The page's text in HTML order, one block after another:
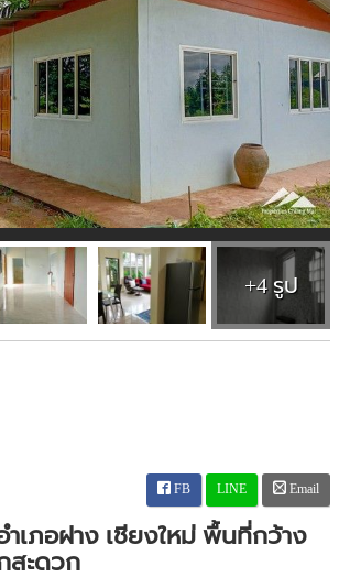
+4 รูป
FB LINE Email
ำเภอฝาง เชียงใหม่ พื้นที่กว้าง
สะดวก